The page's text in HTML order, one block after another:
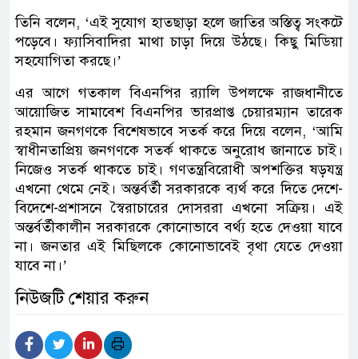
তিনি বলেন, ‘এই সুযোগ হাতছাড়া হলে জাতির অস্তিত্ব সংকটে
পড়েবে। ফ্যাসিবাদিরা মাথা চাড়া দিয়ে উঠছে। কিছু মিডিয়া
সহযোগিতা করছে।’
এর আগে গতকাল বিএনপির র‌্যালি উপলক্ষে রাজধানীতে
আয়োজিত সামাবেশ বিএনপির ভারপ্রাপ্ত চেয়ারম্যান তারেক
রহমান জনগণকে বিশেষভাবে সতর্ক করে দিয়ে বলেন, ‘আমি
স্বাধীনতাপ্রিয় জনগণকে সতর্ক থাকতে অনুরোধ জানাতে চাই।
নিজেও সতর্ক থাকতে চাই। গণতন্ত্রবিরোধী অপশক্তির ষড়যন্ত্র
এখনো থেমে নেই। অন্তর্বর্তী সরকারকে ব্যর্থ করে দিতে দেশে-
বিদেশে-প্রশাসনে স্বৈরাচারের দোসররা এখনো সক্রিয়। এই
অন্তর্বর্তীকালীন সরকারকে কোনোভাবে বর্থ্য হতে দেওয়া যাবে
না। জনতার এই মিছিলকে কোনোভাবেই বৃথা যেতে দেওয়া
যাবে না।’
নিউজটি শেয়ার করুন